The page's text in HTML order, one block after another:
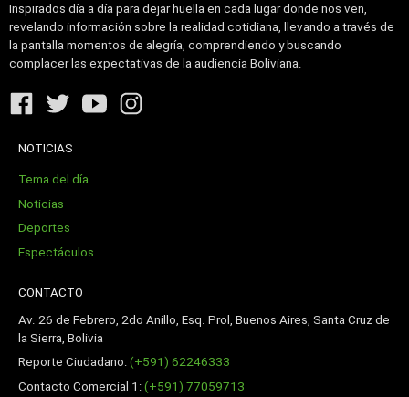
Inspirados día a día para dejar huella en cada lugar donde nos ven,
revelando información sobre la realidad cotidiana, llevando a través de
la pantalla momentos de alegría, comprendiendo y buscando
complacer las expectativas de la audiencia Boliviana.
NOTICIAS
Tema del día
Noticias
Deportes
Espectáculos
CONTACTO
Av. 26 de Febrero, 2do Anillo, Esq. Prol, Buenos Aires, Santa Cruz de
la Sierra, Bolivia
Reporte Ciudadano:(+591) 62246333
Contacto Comercial 1:(+591) 77059713